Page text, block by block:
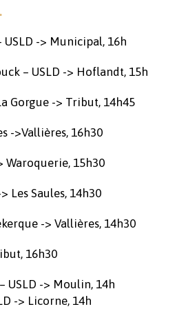
USLD -> Municipal, 16h
– USLD -> Hoflandt, 15h
Gorgue -> Tribut, 14h45
->Vallières, 16h30
Waroquerie, 15h30
Les Saules, 14h30
-> Vallières, 14h30
16h30
USLD -> Moulin, 14h
-> Licorne, 14h